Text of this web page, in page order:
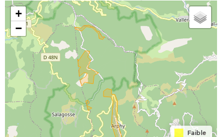
+
−
Faible